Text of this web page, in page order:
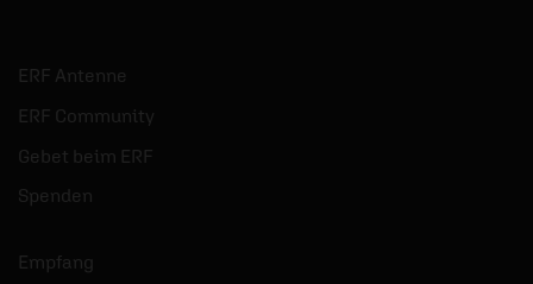
ERF Antenne
ERF Community
Gebet beim ERF
Spenden
Empfang